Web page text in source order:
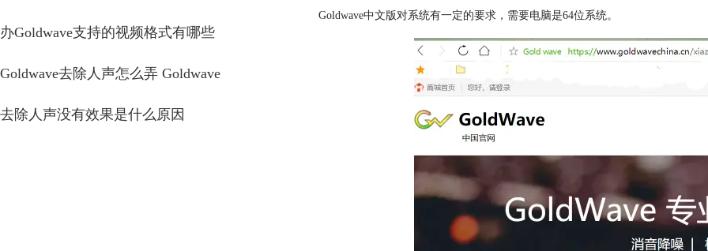
办Goldwave支持的视频格式有哪些
Goldwave去除人声怎么弄 Goldwave
去除人声没有效果是什么原因
Goldwave中文版对系统有一定的要求，需要电脑是64位系统。